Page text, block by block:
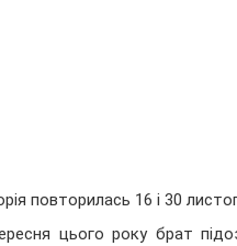
повторилась 16 і 30
цього року брат